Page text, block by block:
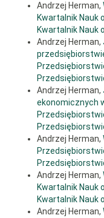
Andrzej Herman,
Kwartalnik Nauk
Kwartalnik Nauk
Andrzej Herman,
Andrzej Herman,
ekonomicznych
Andrzej Herman,
Andrzej Herman,
Kwartalnik Nauk
Kwartalnik Nauk
Andrzej Herman,